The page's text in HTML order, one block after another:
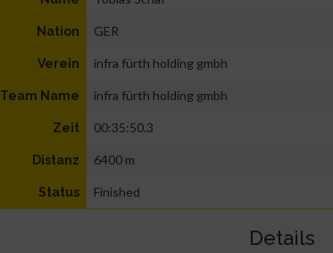
Nation GER
Verein infra fürth holding gmbh
Team Name infra fürth holding gmbh
Zeit 00:35:50.3
Distanz 6400 m
Status Finished
Details